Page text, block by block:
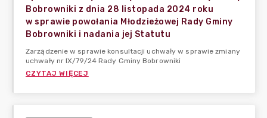
Bobrowniki z dnia 28 listopada 2024 roku
w sprawie powołania Młodzieżowej Rady Gminy
Bobrowniki i nadania jej Statutu
Zarządzenie w sprawie konsultacji uchwały w sprawie zmiany
uchwały nr IX/79/24 Rady Gminy Bobrowniki
CZYTAJ WIĘCEJ